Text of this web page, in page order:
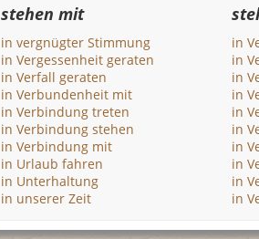
stehen mit
in vergnügter Stimmung
in Vergessenheit geraten
in Verfall geraten
in Verbundenheit mit
in Verbindung treten
in Verbindung stehen
in Verbindung mit
in Urlaub fahren
in Unterhaltung
in unserer Zeit
in
in
in
in
in
in
in
in
in
in